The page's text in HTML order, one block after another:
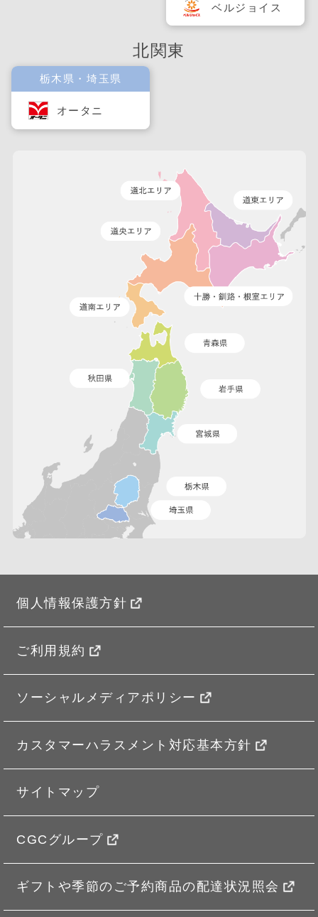
ベルジョイス
北関東
栃木県・埼玉県
オータニ
個人情報保護方針
ご利用規約
ソーシャルメディアポリシー
カスタマーハラスメント対応基本方針
サイトマップ
CGCグループ
ギフトや季節のご予約商品の配達状況照会